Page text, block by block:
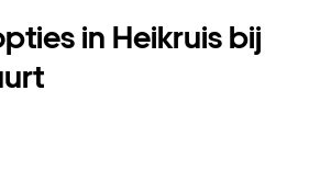
in Heikruis bij